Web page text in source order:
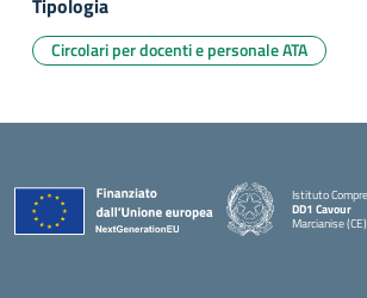
Tipologia
Circolari per docenti e personale ATA
Istituto
DD1 Cavour
Marcianise (CE)